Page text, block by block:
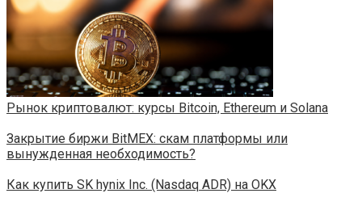
Рынок криптовалют: курсы Bitcoin, Ethereum и Solana
Закрытие биржи BitMEX: скам платформы или
вынужденная необходимость?
Как купить SK hynix Inc. (Nasdaq ADR) на OKX